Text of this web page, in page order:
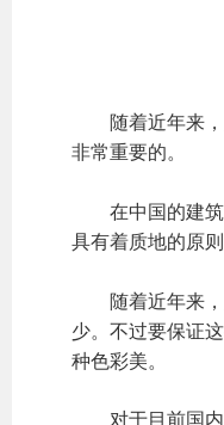
随着近年来，
非常重要的。
在中国的建筑
具有着质地的原
随着近年来，
少。不过要保证
种色彩美。
对于目前国内